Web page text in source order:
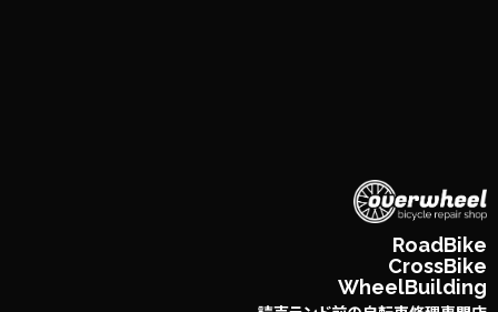
RoadBike
CrossBike
WheelBuilding